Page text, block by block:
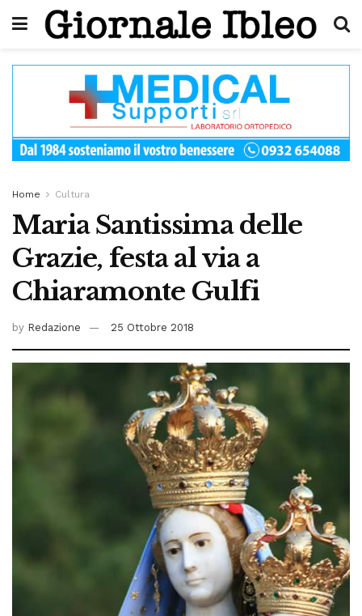
Home Cultura
Maria Santissima delle
Grazie, festa al via a
Chiaramonte Gulfi
by Redazione 25 Ottobre 2018